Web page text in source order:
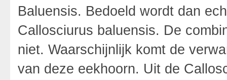
Baluensis. Bedoeld wordt dan
Callosciurus baluensis. De
niet. Waarschijnlijk komt de
van deze eekhoorn. Uit de